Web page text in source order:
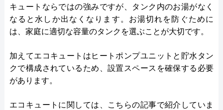
キュートならではの強みですが、タンク内のお湯がなく
なると水しか出なくなります。お湯切れを防ぐために
は、家庭に適切な容量のタンクを選ぶことが大切です。
加えてエコキュートはヒートポンプユニットと貯水タン
クで構成されているため、設置スペースを確保する必要
があります。
エコキュートに関しては、こちらの記事で紹介していま